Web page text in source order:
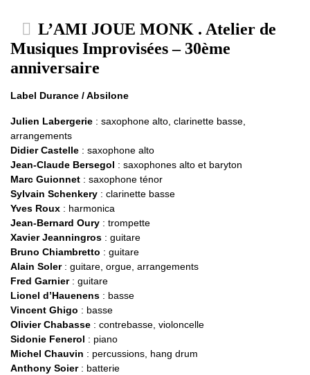
L’AMI JOUE MONK . Atelier de
Musiques Improvisées – 30ème
anniversaire
Label Durance / Absilone
Julien Labergerie : saxophone alto, clarinette basse,
arrangements
Didier Castelle : saxophone alto
Jean-Claude Bersegol : saxophones alto et baryton
Marc Guionnet : saxophone ténor
Sylvain Schenkery : clarinette basse
Yves Roux : harmonica
Jean-Bernard Oury : trompette
Xavier Jeanningros : guitare
Bruno Chiambretto : guitare
Alain Soler: guitare, orgue, arrangements
Fred Garnier: guitare
Lionel d’Hauenens : basse
Vincent Ghigo : basse
Olivier Chabasse : contrebasse, violoncelle
Sidonie Fenerol : piano
Michel Chauvin : percussions, hang drum
Anthony Soier: batterie